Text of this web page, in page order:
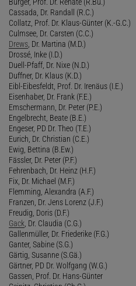
Cassada, Dr. Randall (R.C.)
Collatz, Prof. Dr. Klaus-Günter (K.-G.C.)
Culmsee, Dr. Carsten (C.C.)
Drews , Dr. Martina (M.D.)
Drossé, Inke (I.D.)
Duell-Pfaff, Dr. Nixe (N.D.)
Duffner, Dr. Klaus (K.D.)
Eibl-Eibesfeldt, Prof. Dr. Irenäus (I.E.)
Eisenhaber, Dr. Frank (F.E.)
Emschermann, Dr. Peter (P.E.)
Engelbrecht, Beate (B.E.)
Engeser, PD Dr. Theo (T.E.)
Eurich, Dr. Christian (C.E.)
Ewig, Bettina (B.Ew.)
Fässler, Dr. Peter (P.F.)
Fehrenbach, Dr. Heinz (H.F.)
Fix, Dr. Michael (M.F.)
Flemming, Alexandra (A.F.)
Franzen, Dr. Jens Lorenz (J.F.)
Freudig, Doris (D.F.)
Gack , Dr. Claudia (C.G.)
Gallenmüller, Dr. Friederike (F.G.)
Ganter, Sabine (S.G.)
Gärtig, Susanne (S.Gä.)
Gärtner, PD Dr. Wolfgang (W.G.)
Gassen, Prof. Dr. Hans-Günter